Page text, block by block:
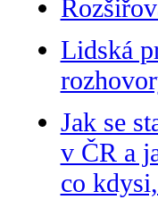
Lidská
Jak se
v ČR a
co